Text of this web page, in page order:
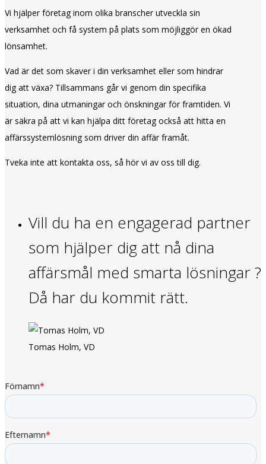
Vi hjälper företag inom olika branscher utveckla sin
verksamhet och få system på plats som möjliggör en ökad
lönsamhet.
Vad är det som skaver i din verksamhet eller som hindrar
dig att växa? Tillsammans går vi genom din specifika
situation, dina utmaningar och önskningar för framtiden. Vi
är säkra på att vi kan hjälpa ditt företag också att hitta en
affärssystemlösning som driver din affär framåt.
Tveka inte att kontakta oss, så hör vi av oss till dig.
Vill du ha en engagerad partner
som hjälper dig att nå dina
affärsmål med smarta lösningar ?
Då har du kommit rätt.
Tomas Holm, VD